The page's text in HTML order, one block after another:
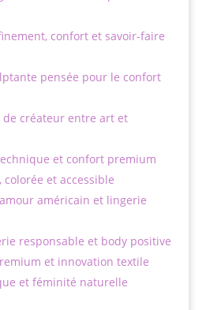
confort et savoir-faire
pensée pour le confort
de créateur entre art et
et confort premium
et accessible
américain et lingerie
responsable et body positive
et innovation textile
et féminité naturelle